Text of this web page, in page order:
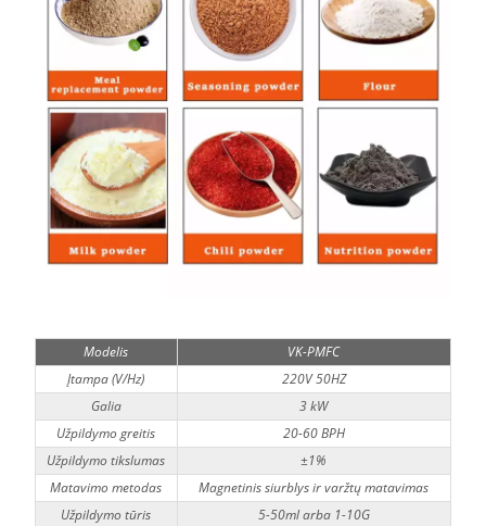
Modelis
VK-PMFC
Įtampa (V/Hz)
220V 50HZ
Galia
3 kW
Užpildymo greitis
20-60 BPH
Užpildymo tikslumas
±1%
Matavimo metodas
Magnetinis siurblys ir varžtų matavimas
Užpildymo tūris
5-50ml arba 1-10G